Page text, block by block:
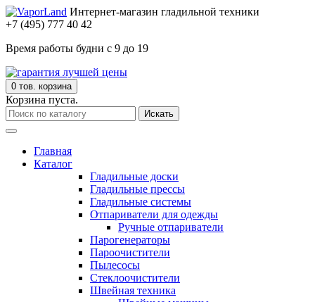
Интернет-магазин гладильной техники
+7 (495) 777 40 42
Время работы будни с 9 до 19
0 тов. корзина
Корзина пуста.
Искать
Главная
Каталог
Гладильные доски
Гладильные прессы
Гладильные системы
Отпариватели для одежды
Ручные отпариватели
Парогенераторы
Пароочистители
Пылесосы
Стеклоочистители
Швейная техника